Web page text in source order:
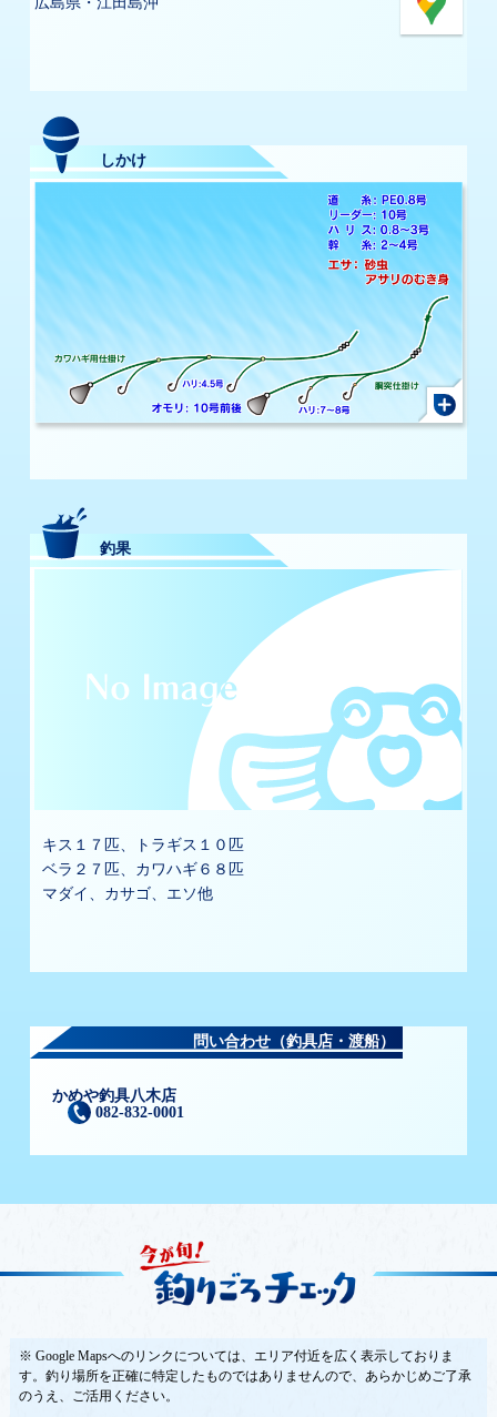
しかけ
釣果
キス１７匹、トラギス１０匹
ベラ２７匹、カワハギ６８匹
マダイ、カサゴ、エソ他
問い合わせ（釣具店・渡船）
かめや釣具八木店
082-832-0001
※ Google Mapsへのリンクについては、エリア付近を広く表示しておりま
す。釣り場所を正確に特定したものではありませんので、あらかじめご了承
のうえ、ご活用ください。